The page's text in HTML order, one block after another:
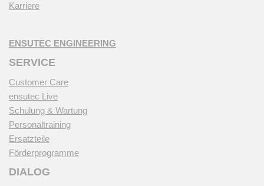
Karriere
ENSUTEC ENGINEERING
SERVICE
Customer Care
ensutec Live
Schulung & Wartung
Personaltraining
Ersatzteile
Förderprogramme
DIALOG